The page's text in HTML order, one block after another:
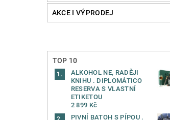
AKCE I VÝPRODEJ
TOP 10
ALKOHOL NE, RADĚJI
KNIHU . DIPLOMÁTICO
RESERVA S VLASTNÍ
ETIKETOU
2 899 Kč
PIVNÍ BATOH S PÍPOU .